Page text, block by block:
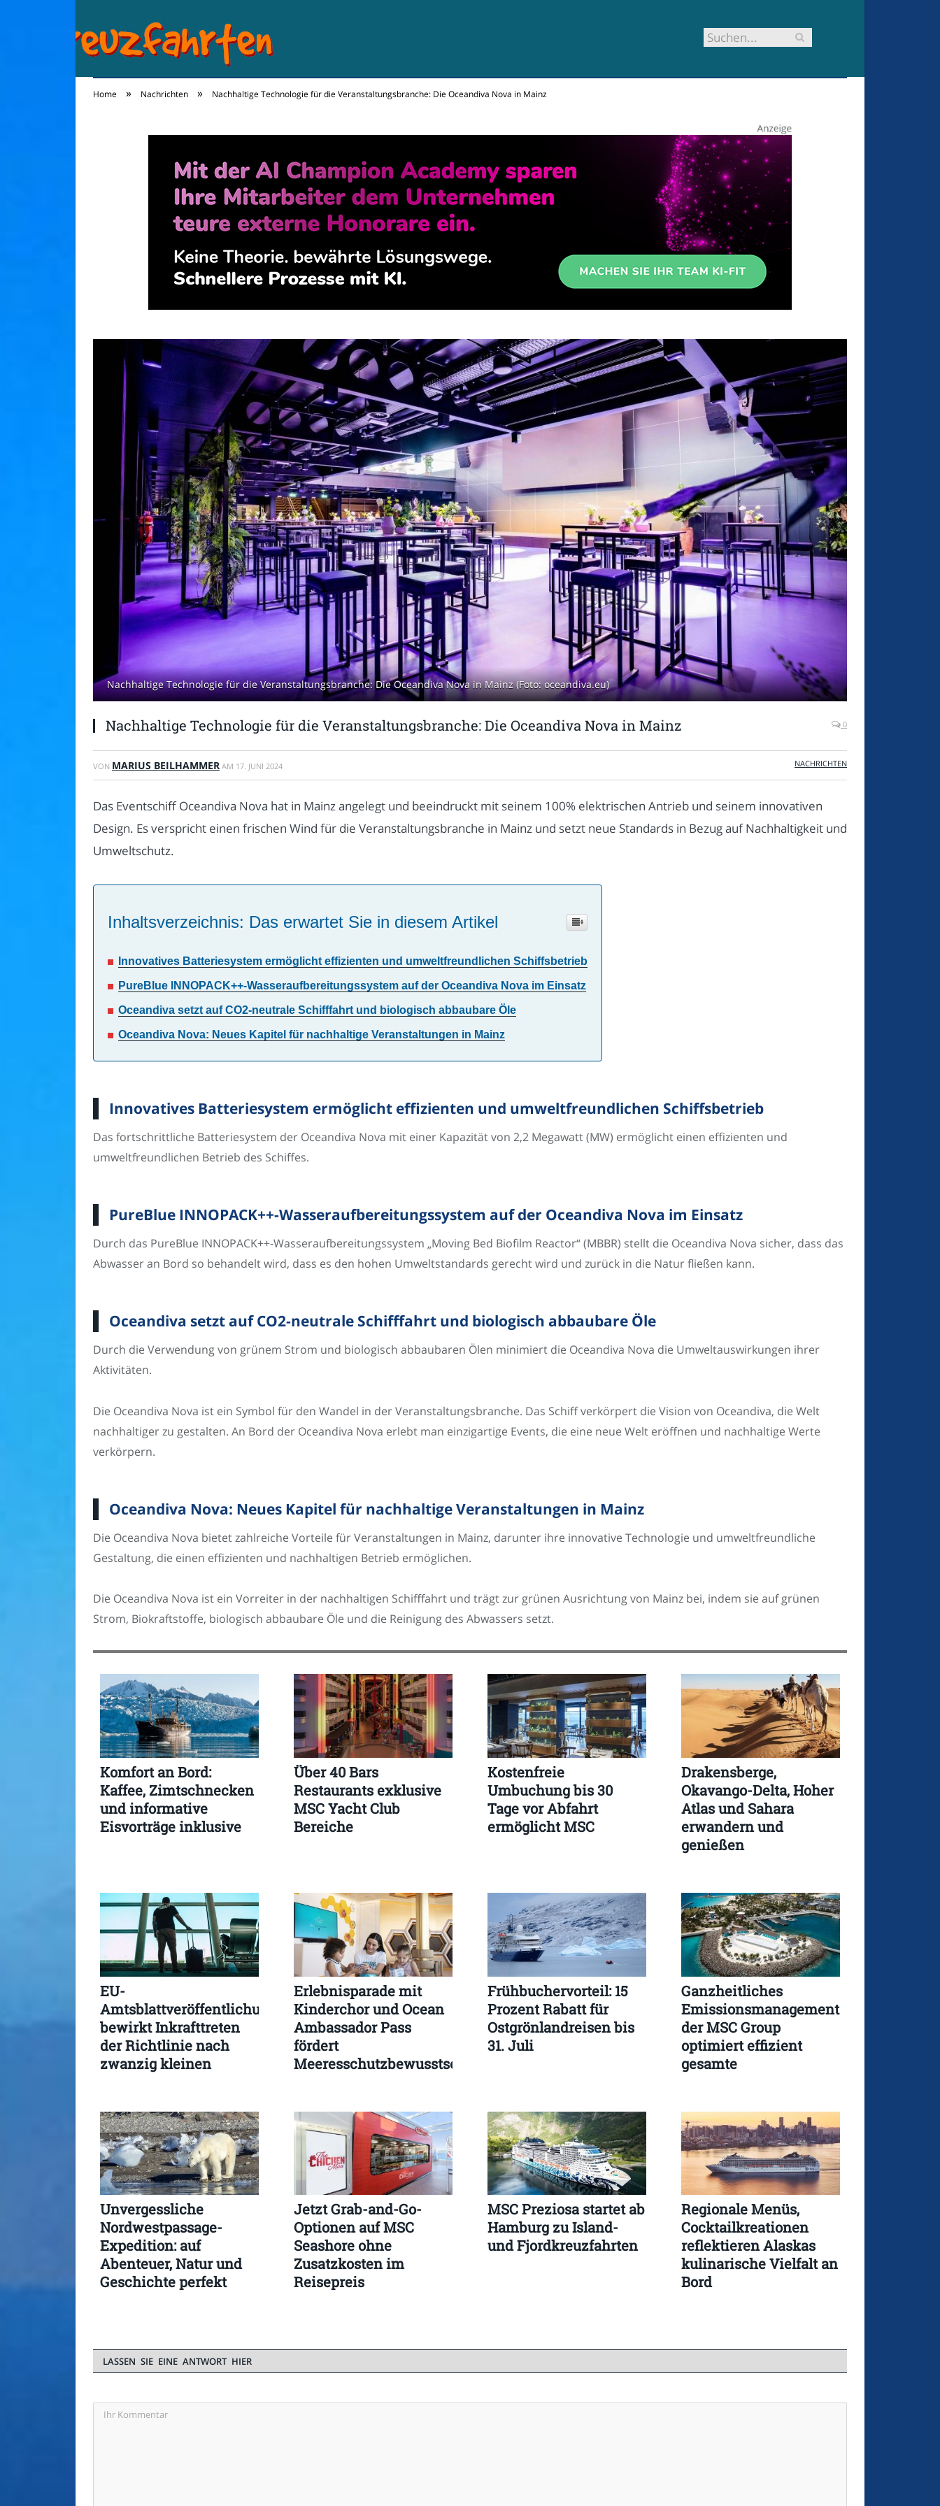
Home » Nachrichten » Nachhaltige Technologie für die Veranstaltungsbranche: Die Oceandiva Nova in Mainz
Nachhaltige Technologie für die Veranstaltungsbranche: Die Oceandiva Nova in Mainz (Foto: oceandiva.eu)
Nachhaltige Technologie für die Veranstaltungsbranche: Die Oceandiva Nova in Mainz 0
VON MARIUS BEILHAMMER AM 17. JUNI 2024 NACHRICHTEN
Das Eventschiff Oceandiva Nova hat in Mainz angelegt und beeindruckt mit seinem 100% elektrischen Antrieb und seinem innovativen
Design. Es verspricht einen frischen Wind für die Veranstaltungsbranche in Mainz und setzt neue Standards in Bezug auf Nachhaltigkeit und
Umweltschutz.
Inhaltsverzeichnis: Das erwartet Sie in diesem Artikel
Innovatives Batteriesystem ermöglicht effizienten und umweltfreundlichen Schiffsbetrieb
PureBlue INNOPACK++-Wasseraufbereitungssystem auf der Oceandiva Nova im Einsatz
Oceandiva setzt auf CO2-neutrale Schifffahrt und biologisch abbaubare Öle
Oceandiva Nova: Neues Kapitel für nachhaltige Veranstaltungen in Mainz
Innovatives Batteriesystem ermöglicht effizienten und umweltfreundlichen Schiffsbetrieb
Das fortschrittliche Batteriesystem der Oceandiva Nova mit einer Kapazität von 2,2 Megawatt (MW) ermöglicht einen effizienten und
umweltfreundlichen Betrieb des Schiffes.
PureBlue INNOPACK++-Wasseraufbereitungssystem auf der Oceandiva Nova im Einsatz
Durch das PureBlue INNOPACK++-Wasseraufbereitungssystem „Moving Bed Biofilm Reactor“ (MBBR) stellt die Oceandiva Nova sicher, dass das
Abwasser an Bord so behandelt wird, dass es den hohen Umweltstandards gerecht wird und zurück in die Natur fließen kann.
Oceandiva setzt auf CO2-neutrale Schifffahrt und biologisch abbaubare Öle
Durch die Verwendung von grünem Strom und biologisch abbaubaren Ölen minimiert die Oceandiva Nova die Umweltauswirkungen ihrer
Aktivitäten.
Die Oceandiva Nova ist ein Symbol für den Wandel in der Veranstaltungsbranche. Das Schiff verkörpert die Vision von Oceandiva, die Welt
nachhaltiger zu gestalten. An Bord der Oceandiva Nova erlebt man einzigartige Events, die eine neue Welt eröffnen und nachhaltige Werte
verkörpern.
Oceandiva Nova: Neues Kapitel für nachhaltige Veranstaltungen in Mainz
Die Oceandiva Nova bietet zahlreiche Vorteile für Veranstaltungen in Mainz, darunter ihre innovative Technologie und umweltfreundliche
Gestaltung, die einen effizienten und nachhaltigen Betrieb ermöglichen.
Die Oceandiva Nova ist ein Vorreiter in der nachhaltigen Schifffahrt und trägt zur grünen Ausrichtung von Mainz bei, indem sie auf grünen
Strom, Biokraftstoffe, biologisch abbaubare Öle und die Reinigung des Abwassers setzt.
Komfort an Bord:
Kaffee, Zimtschnecken
und informative
Eisvorträge inklusive
Über 40 Bars
Restaurants exklusive
MSC Yacht Club
Bereiche
Kostenfreie
Umbuchung bis 30
Tage vor Abfahrt
ermöglicht MSC
Drakensberge,
Okavango-Delta, Hoher
Atlas und Sahara
erwandern und
genießen
EU-
Amtsblattveröffentlichung
bewirkt Inkrafttreten
der Richtlinie nach
zwanzig kleinen
Erlebnisparade mit
Kinderchor und Ocean
Ambassador Pass
fördert
Meeresschutzbewusstsein
Frühbuchervorteil: 15
Prozent Rabatt für
Ostgrönlandreisen bis
31. Juli
Ganzheitliches
Emissionsmanagement
der MSC Group
optimiert effizient
gesamte
Unvergessliche
Nordwestpassage-
Expedition: auf
Abenteuer, Natur und
Geschichte perfekt
Jetzt Grab-and-Go-
Optionen auf MSC
Seashore ohne
Zusatzkosten im
Reisepreis
MSC Preziosa startet ab
Hamburg zu Island-
und Fjordkreuzfahrten
Regionale Menüs,
Cocktailkreationen
reflektieren Alaskas
kulinarische Vielfalt an
Bord
LASSEN SIE EINE ANTWORT HIER